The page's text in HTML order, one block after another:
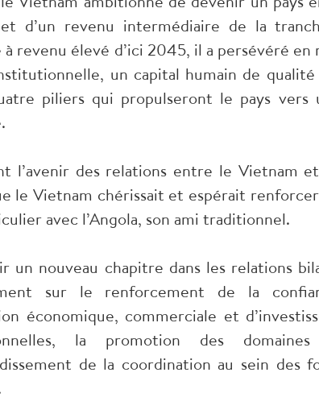
d’un revenu intermédiaire de la
revenu élevé d’ici 2045, il a persévéré
un capital humain de
piliers qui propulseront le pays
l’avenir des relations entre le Vietnam
le Vietnam chérissait et espérait
avec l’Angola, son ami traditionnel.
un nouveau chapitre dans les relations
sur le renforcement de la
économique, commerciale et
la promotion des
de la coordination au sein des